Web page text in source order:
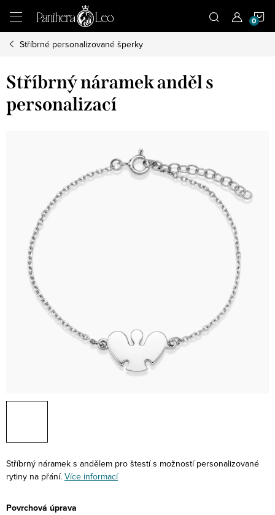
obsah
Stříbrné personalizované šperky
Stříbrný náramek anděl s
personalizací
Stříbrný náramek s andělem pro štestí s možností personalizované
rytiny na přání. Více informací
Povrchová úprava